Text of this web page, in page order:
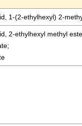
1-(2-ethylhexyl) 2-
2-ethylhexyl methyl